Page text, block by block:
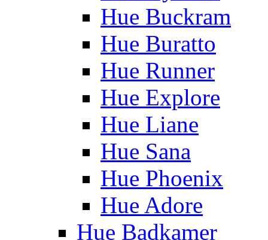
Hue Buckram
Hue Buratto
Hue Runner
Hue Explore
Hue Liane
Hue Sana
Hue Phoenix
Hue Adore
Hue Badkamer